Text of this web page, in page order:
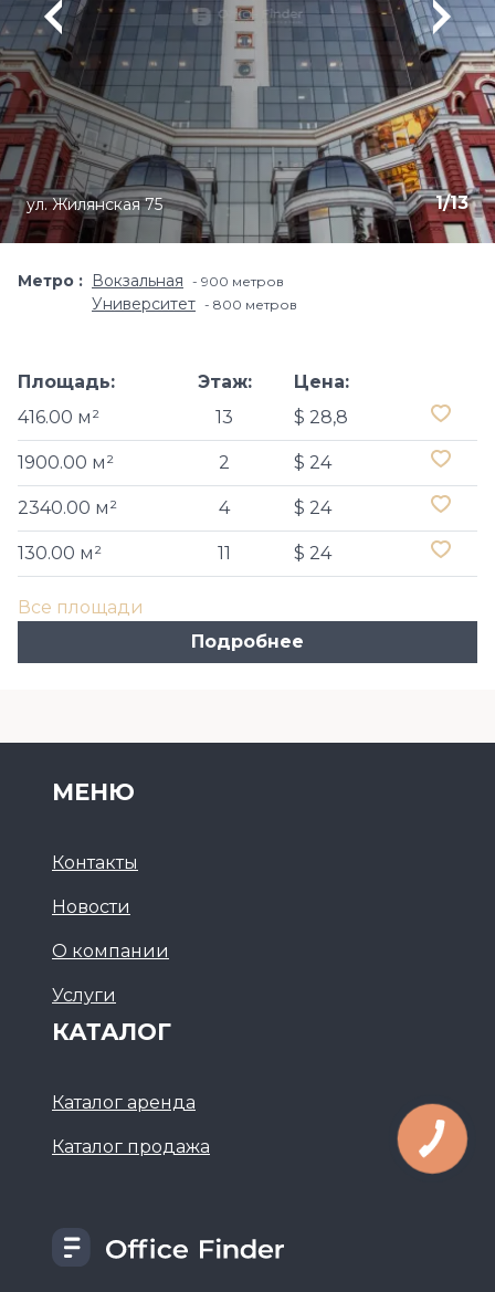
1/13
ул. Жилянская 75
Метро Вокзальная 900 метров
Университет 800 метров
Площадь:
416.00 м²
Этаж:
13
Цена:
$ 28,8
1900.00 м² 2 $ 24
2340.00 м² 4 $ 24
130.00 м² 11 $ 24
Все площади
Подробнее
МЕНЮ
Контакты
Новости
О компании
Услуги
КАТАЛОГ
Каталог аренда
Каталог продажа